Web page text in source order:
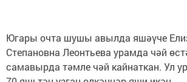
Югары очта шушы авылда яшәүче
Степановна Леонтьева урамда чәй
самавырда тәмле чәй кайнаткан. Ул